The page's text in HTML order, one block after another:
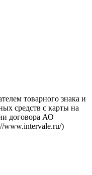
товарного знака и
средств с карты на
договора АО
)